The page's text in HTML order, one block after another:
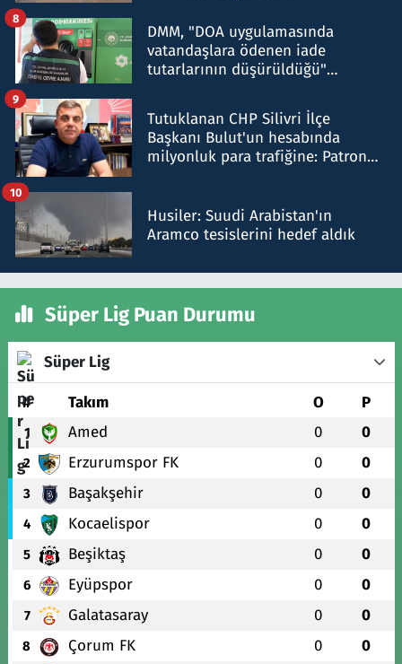
DMM, "DOA uygulamasında
vatandaşlara ödenen iade
tutarlarının düşürüldüğü"
8
Tutuklanan CHP Silivri İlçe
Başkanı Bulut'un hesabında
milyonluk para trafiğine: Patron
9
Husiler: Suudi Arabistan'ın
Aramco tesislerini hedef aldık
10
Süper Lig Puan Durumu
Süper Lig
# Takım O P
1 Amed 0 0
2 Erzurumspor FK 0 0
3 Başakşehir 0 0
4 Kocaelispor 0 0
5 Beşiktaş 0 0
6 Eyüpspor 0 0
7 Galatasaray 0 0
8 Çorum FK 0 0